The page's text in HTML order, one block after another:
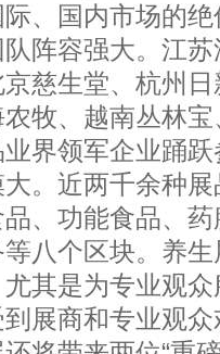
、国内市场的
容强大。江苏
慈生堂、杭州
牧、越南丛林
界领军企业踊
。近两千余种
、功能食品、
八个区块。养
其是为专业观
展商和专业观